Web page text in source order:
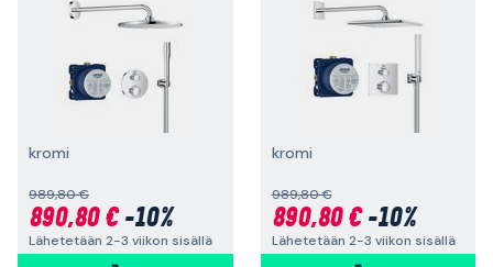
kromi
989,80 €
890,80 €-10%
Lähetetään 2-3 viikon sisällä
kromi
989,80 €
890,80 €-10%
Lähetetään 2-3 viikon sisällä